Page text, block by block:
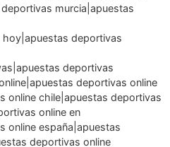
murcia|apuestas
deportivas
deportivas
deportivas online
online chile|apuestas deportivas
online en
online españa|apuestas
deportivas online